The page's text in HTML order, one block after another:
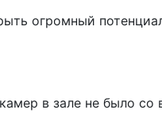
огромный
в зале не было